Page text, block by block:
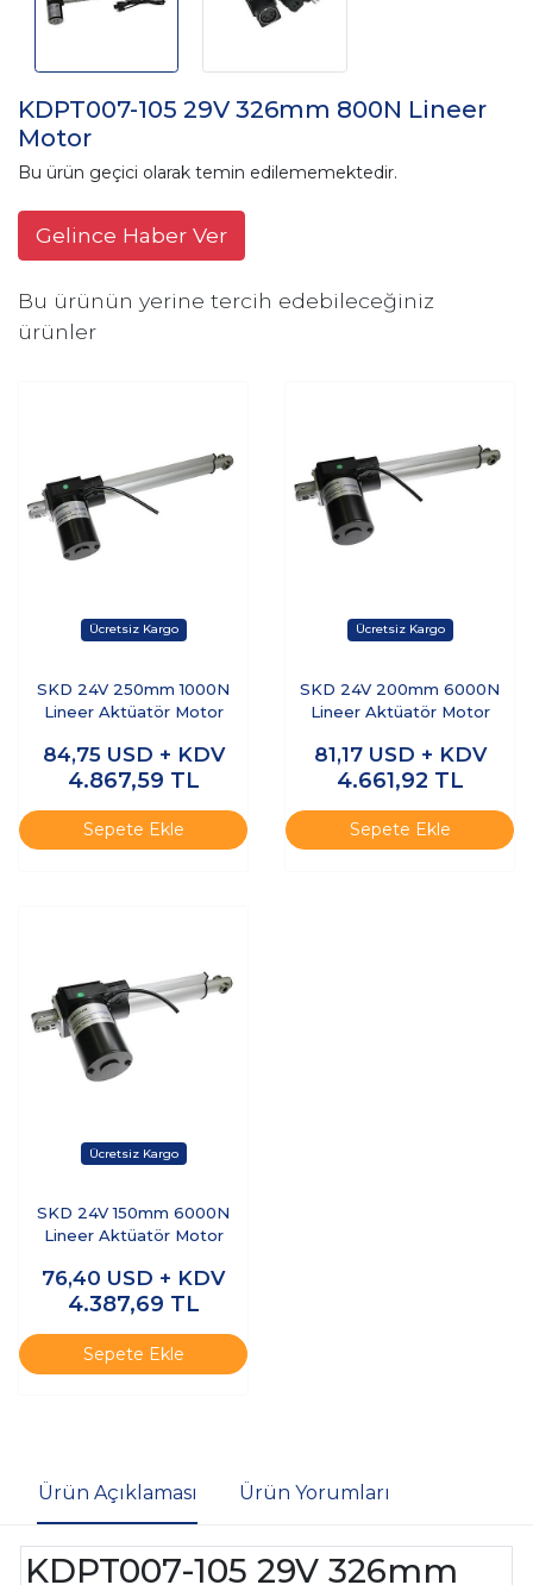
KDPT007-105 29V 326mm 800N Lineer
Motor
Bu ürün geçici olarak temin edilememektedir.
Gelince Haber Ver
Bu ürünün yerine tercih edebileceğiniz
ürünler
SKD 24V 250mm 1000N
Lineer Aktüatör Motor
84,75 USD + KDV
4.867,59 TL
Sepete Ekle
SKD 24V 200mm 6000N
Lineer Aktüatör Motor
81,17 USD + KDV
4.661,92 TL
Sepete Ekle
SKD 24V 150mm 6000N
Lineer Aktüatör Motor
76,40 USD + KDV
4.387,69 TL
Sepete Ekle
Ürün Açıklaması Ürün Yorumları
KDPT007-105 29V 326mm